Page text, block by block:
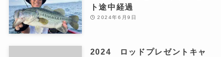
ト途中経過
2024年6月9日
2024 ロッドプレゼントキャ